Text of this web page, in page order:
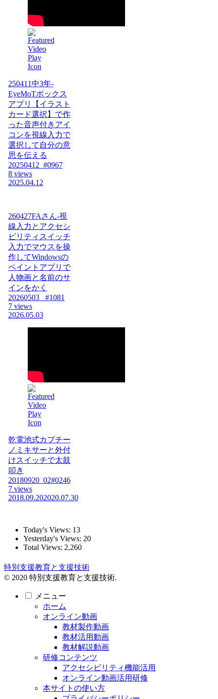
250411中3年-
EyeMoTボックス
アプリ【イラスト
カード選択】で作
った音声付きアイ
コンを視線入力で
選択して自分の意
思を伝える
20250412_#0967
8 views
2025.04.12
260427FAさん-視
線入力とアクセシ
ビリティスイッチ
入力でマウスを操
作してWindowsの
ペイントアプリで
人物画と名前のサ
インをかく
20260503_ #1081
7 views
2026.05.03
乾電池式カプチー
ノミキサーと外付
けスイッチで太鼓
叩き
20180920_02#0246
7 views
2018.09.202020.07.30
Today's Views: 13
Yesterday's Views: 20
Total Views: 2,260
特別支援教育と支援技術
© 2020 特別支援教育と支援技術.
メニュー
ホーム
オンライン動画
教材製作動画
教材活用動画
教材解説動画
研修コンテンツ
アクセシビリティ機能活用
オンライン動画活用研修
本サイトの使い方